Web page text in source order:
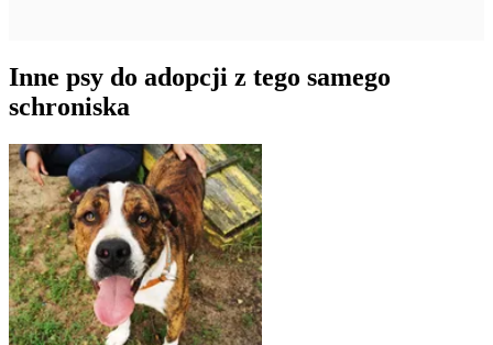
Inne psy do adopcji z tego samego
schroniska